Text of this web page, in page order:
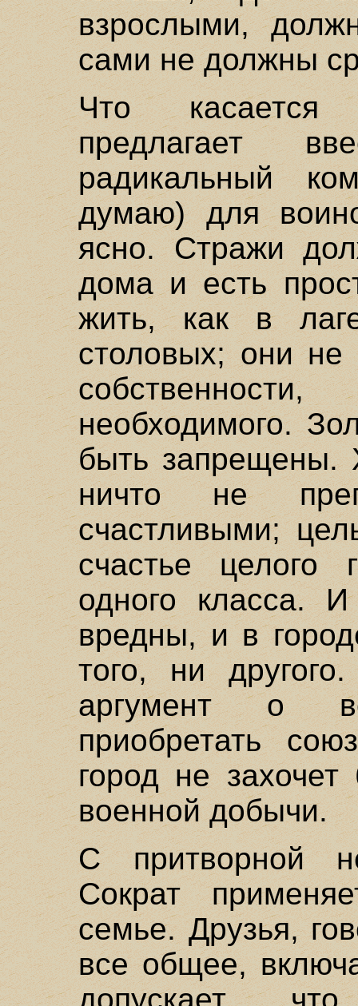
взрослыми,
сами не должны
Что касается
предлагает
радикальный
думаю) для
ясно. Стражи
дома и есть
жить, как в
столовых; они
необходимого.
быть запрещены.
ничто не
счастливыми;
счастье целого
одного класса.
вредны, и в
того, ни
аргумент о
приобретать
город не
военной добычи.
С притворной
Сократ
семье. Друзья,
все общее,
допускает,